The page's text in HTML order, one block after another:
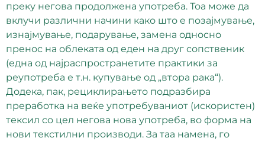
преку негова продолжена употреба. Тоа може да
вклучи различни начини како што е позајмување,
изнајмување, подарување, замена односно
пренос на облеката од еден на друг сопственик
(една од најраспространетите практики за
реупотреба е т.н. купување од „втора рака“).
Додека, пак, рециклирањето подразбира
преработка на веќе употребуваниот (искористен)
тексил со цел негова нова употреба, во форма на
нови текстилни производи. За таа намена, го